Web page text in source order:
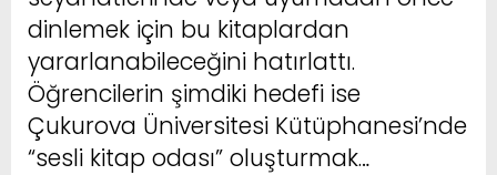
dinlemek için bu kitaplardan
yararlanabileceğini hatırlattı.
Öğrencilerin şimdiki hedefi ise
Çukurova Üniversitesi Kütüphanesi’nde
“sesli kitap odası” oluşturmak…